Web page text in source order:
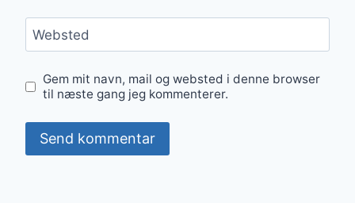
Websted
Gem mit navn, mail og websted i denne browser
til næste gang jeg kommenterer.